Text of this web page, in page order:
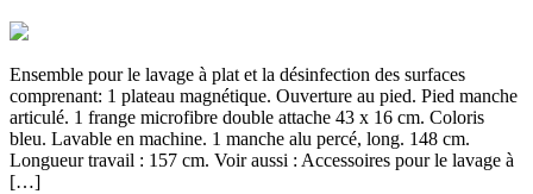
Ensemble pour le lavage à plat et la désinfection des surfaces
comprenant: 1 plateau magnétique. Ouverture au pied. Pied manche
articulé. 1 frange microfibre double attache 43 x 16 cm. Coloris
bleu. Lavable en machine. 1 manche alu percé, long. 148 cm.
Longueur travail : 157 cm. Voir aussi : Accessoires pour le lavage à
[…]